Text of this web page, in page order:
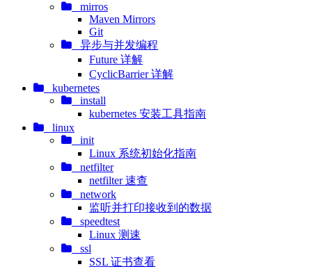
mirros
Maven Mirrors
Git
异步与并发编程
Future 详解
CyclicBarrier 详解
kubernetes
install
kubernetes 安装工具指南
linux
init
Linux 系统初始化指南
netfilter
netfilter 速查
network
监听并打印接收到的数据
speedtest
Linux 测速
ssl
SSL 证书查看